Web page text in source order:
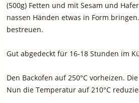
(500g) Fetten und mit Sesam und
nassen Händen etwas in Form
bestreuen.
Gut abgedeckt für 16-18 Stunden im
Den Backofen auf 250°C vorheizen.
Nun die Temperatur auf 210°C